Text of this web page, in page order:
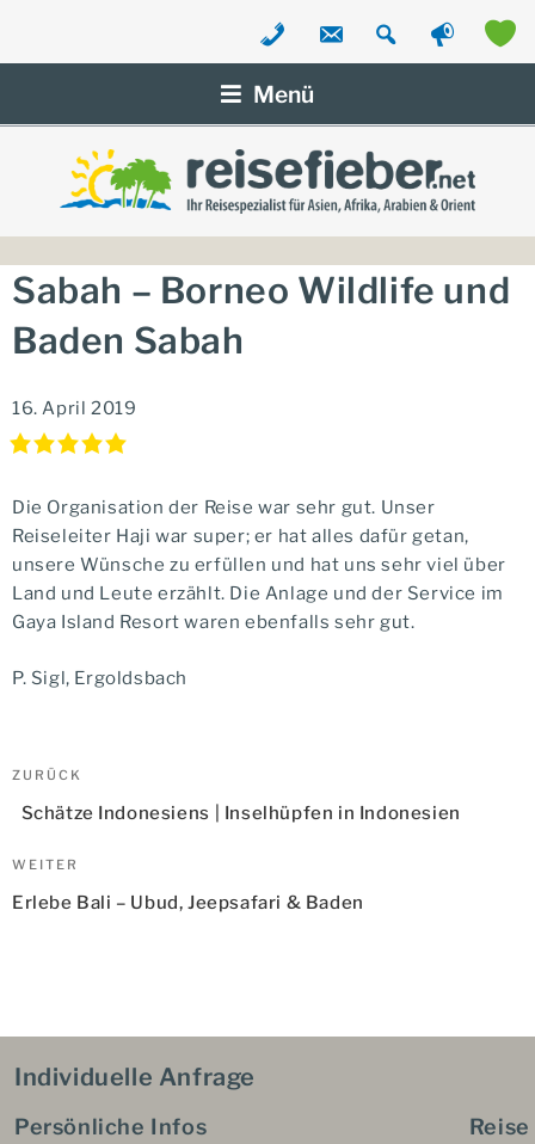
Zum
Menü
Sabah – Borneo Wildlife und
Baden Sabah
16. April 2019
Die Organisation der Reise war sehr gut. Unser
Reiseleiter Haji war super; er hat alles dafür getan,
unsere Wünsche zu erfüllen und hat uns sehr viel über
Land und Leute erzählt. Die Anlage und der Service im
Gaya Island Resort waren ebenfalls sehr gut.
P. Sigl, Ergoldsbach
Beitragsnavigation
Vorheriger
Beitrag
ZURÜCK
Schätze Indonesiens | Inselhüpfen in Indonesien
Nächster
Beitrag
WEITER
Erlebe Bali – Ubud, Jeepsafari & Baden
Individuelle Anfrage
Persönliche Infos